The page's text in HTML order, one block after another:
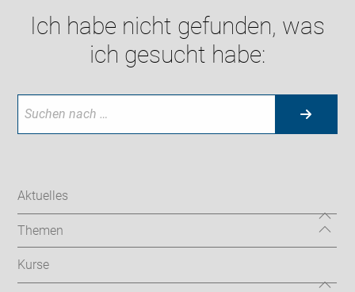
Ich habe nicht gefunden, was
ich gesucht habe:
Aktuelles
Themen
Kurse